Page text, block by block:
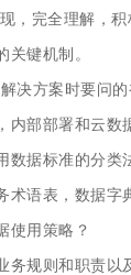
，完全理解，
关键机制。
决方案时要问
内部部署和云数
数据标准的分类
术语表，数据字
使用策略？
务规则和职责以